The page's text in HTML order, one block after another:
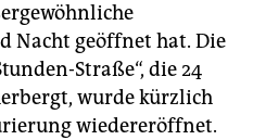
Nacht geöffnet hat. Die
Straße“, die 24
wurde kürzlich
wiedereröffnet.